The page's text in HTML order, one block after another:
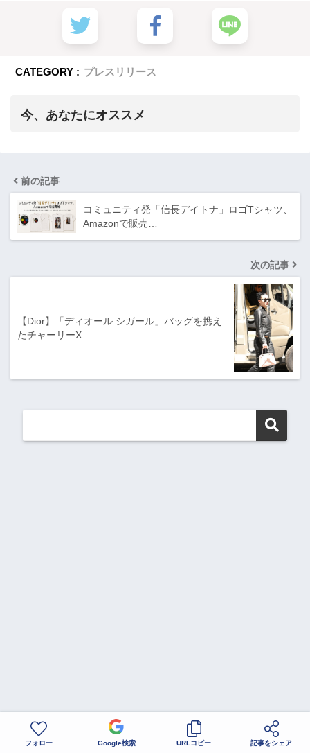
CATEGORY : プレスリリース
今、あなたにオススメ
前の記事
コミュニティ発「信長デイトナ」ロゴTシャツ、
Amazonで販売…
次の記事
【Dior】「ディオール シガール」バッグを携え
たチャーリーX…
フォロー Google検索 URLコピー 記事をシェア